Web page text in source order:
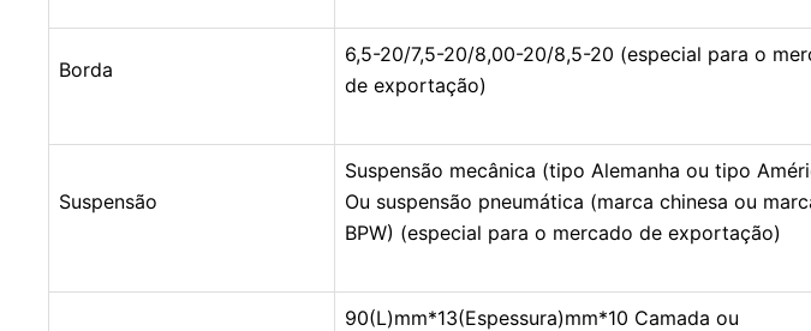
Borda
6,5-20/7,5-20/8,00-20/8,5-20 (especial para o
de exportação)
Suspensão
Suspensão mecânica (tipo Alemanha ou tipo
Ou suspensão pneumática (marca chinesa ou
BPW) (especial para o mercado de exportação)
90(L)mm*13(Espessura)mm*10 Camada ou
45 CBM Navio cisterna de cimento 45 CBM Navio cisterna